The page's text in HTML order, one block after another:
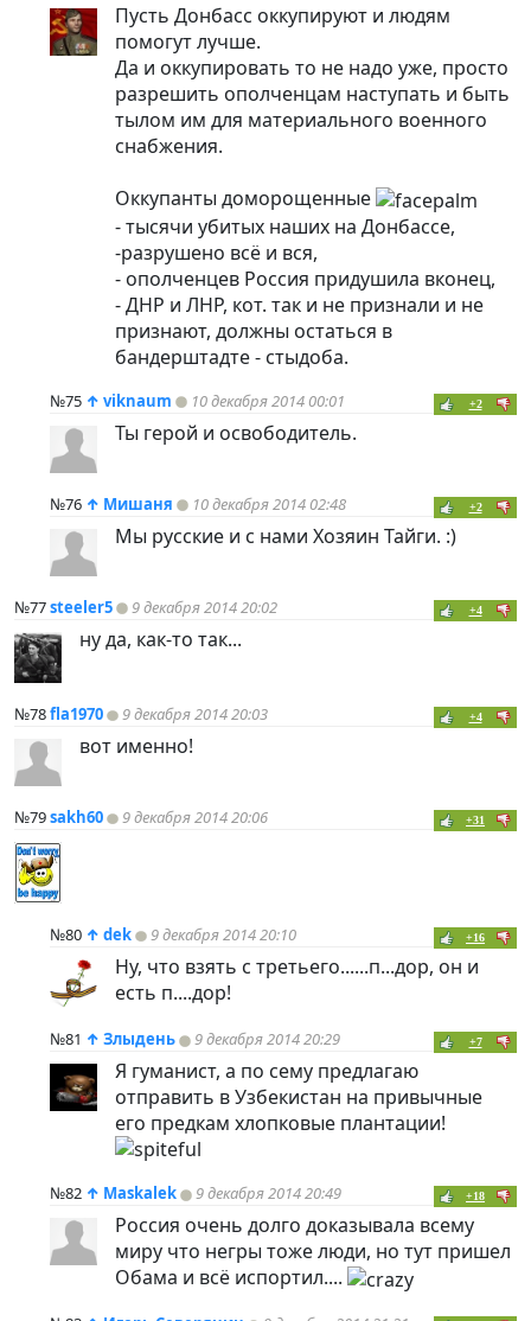
Пусть Донбасс оккупируют и людям
помогут лучше.
Да и оккупировать то не надо уже, просто
разрешить ополченцам наступать и быть
тылом им для материального военного
снабжения.
Оккупанты доморощенные
- тысячи убитых наших на Донбассе,
-разрушено всё и вся,
- ополченцев Россия придушила вконец,
- ДНР и ЛНР, кот. так и не признали и не
признают, должны остаться в
бандерштадте - стыдоба.
№75 ↑ viknaum 10 декабря 2014 00:01 +2
Ты герой и освободитель.
№76 ↑ Мишаня 10 декабря 2014 02:48 +2
Мы русские и с нами Хозяин Тайги. :)
№77steeler5 9 декабря 2014 20:02 +4
ну да, как-то так...
№78fla1970 9 декабря 2014 20:03 +4
вот именно!
№79sakh60 9 декабря 2014 20:06 +31
№80 ↑ dek 9 декабря 2014 20:10 +16
Ну, что взять с третьего......п...дор, он и
есть п....дор!
№81 ↑ Злыдень 9 декабря 2014 20:29 +7
Я гуманист, а по сему предлагаю
отправить в Узбекистан на привычные
его предкам хлопковые плантации!
№82 ↑ Maskalek 9 декабря 2014 20:49 +18
Россия очень долго доказывала всему
миру что негры тоже люди, но тут пришел
Обама и всё испортил....